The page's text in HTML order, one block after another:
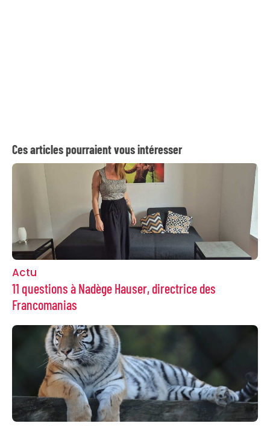
Ces articles pourraient vous intéresser
Actu
11 questions à Nadège Hauser, directrice des
Francomanias